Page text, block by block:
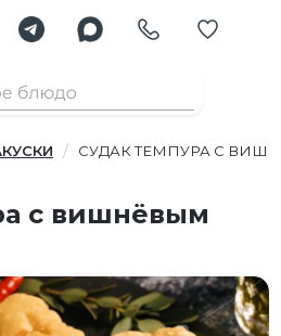
СУДАК ТЕМПУРА С
с вишнёвым